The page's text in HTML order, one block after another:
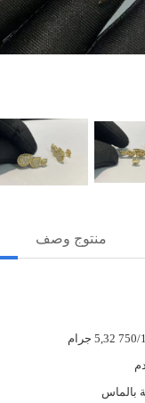
منتوج وصف
بالماس